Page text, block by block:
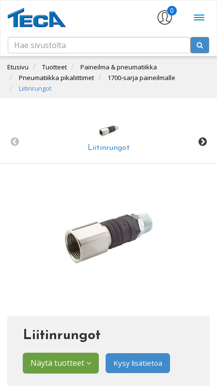
0
Etusivu Tuotteet
Paineilma & pneumatiikka
Pneumatiikka pikaliittimet
1700-sarja paineilmalle
Liitinrungot
Liitinrungot
Liitinrungot
Näytä tuotteet Kysy lisätietoa